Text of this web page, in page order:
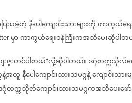
ြသခဲ့တဲ့နီပေါကျောင်းသားများကိုကာကွယ်ရေ
မှာကာကွယ်ရေးဝန်ကြီးကအသိပေးဆိုပါတ
းဇူးတင်ပါတယ်"လို့ဆိုပါတယ်။ဒဂုံတက္ကသိုလ်က
နဲ့အတူနီပေါကျောင်းသားသမဂ္ဂနဲ့ကျောင်းသား
ဂုံတက္ကသိုလ်ကျောင်းသားသမဂ္ဂကအသိပေးဖေ